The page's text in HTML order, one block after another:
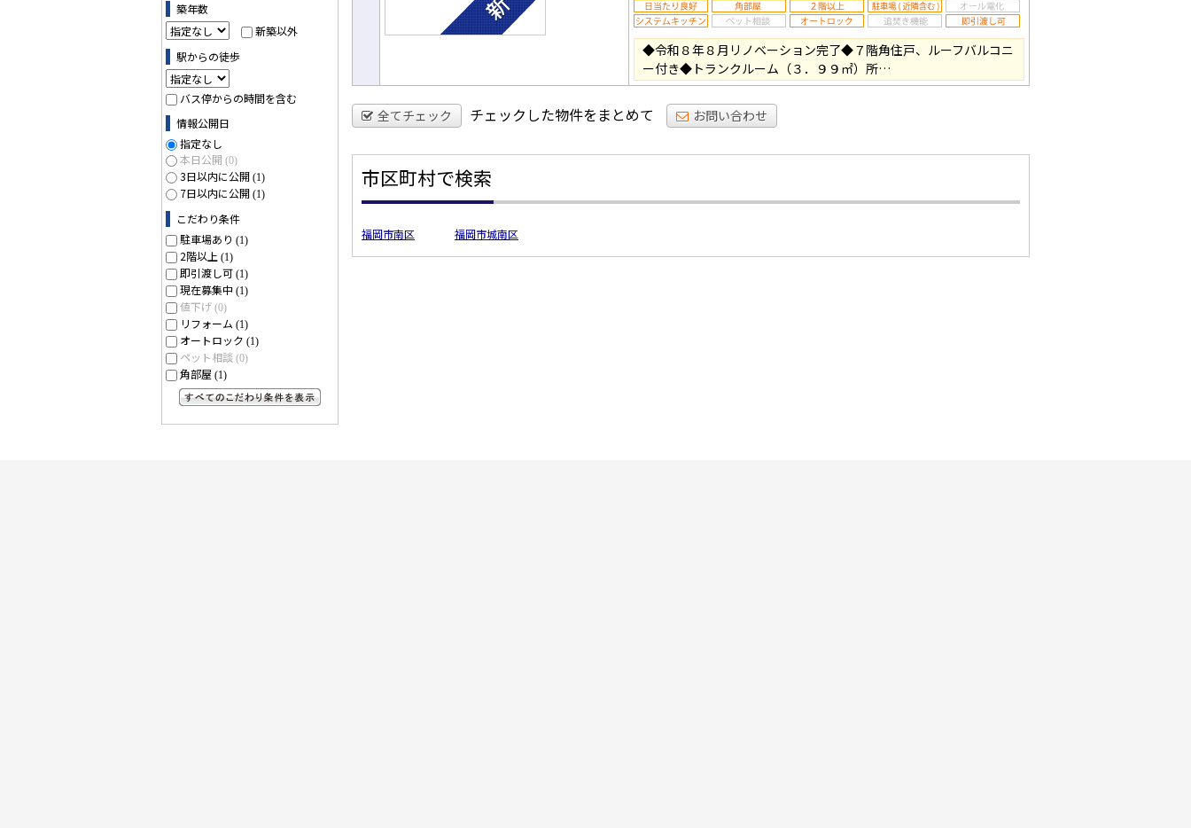
築年数
新築以外
駅からの徒歩
バス停からの時間を含む
情報公開日
指定なし
本日公開 (0)
3日以内に公開 (1)
7日以内に公開 (1)
こだわり条件
駐車場あり (1)
2階以上 (1)
即引渡し可 (1)
現在募集中 (1)
値下げ (0)
リフォーム (1)
オートロック (1)
ペット相談 (0)
角部屋 (1)
◆令和８年８月リノベーション完了◆７階角住戸、ルーフバルコニ
ー付き◆トランクルーム（３．９９㎡）所…
全てチェック チェックした物件をまとめて お問い合わせ
市区町村で検索
福岡市南区 福岡市城南区